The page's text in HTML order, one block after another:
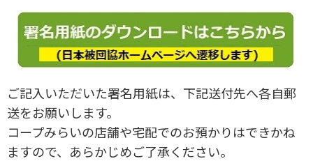
ご記入いただいた署名用紙は、下記送付先へ各自郵
送をお願いします。
コープみらいの店舗や宅配でのお預かりはできかね
ますので、あらかじめご了承ください。